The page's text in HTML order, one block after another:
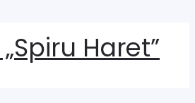
Haret”